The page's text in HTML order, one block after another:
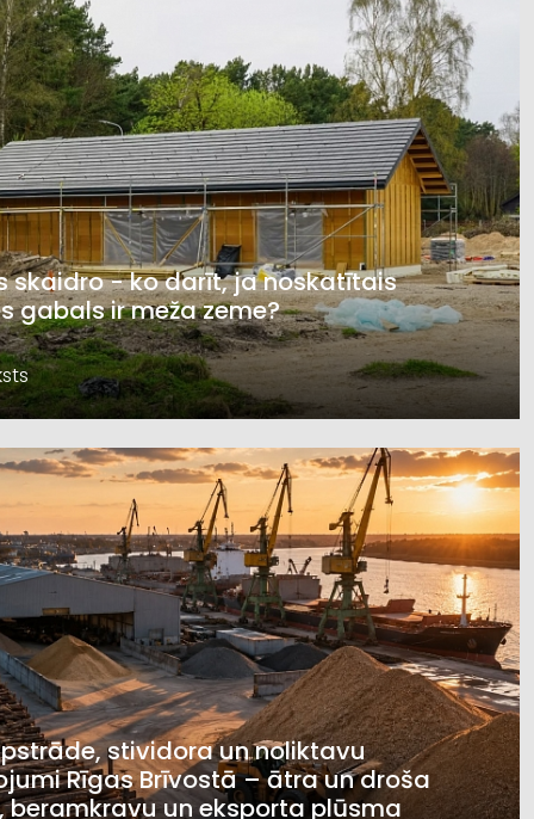
skaidro - ko darīt, ja noskatītais
gabals ir meža zeme?
stividora un noliktavu
Rīgas Brīvostā – ātra un droša
beramkravu un eksporta plūsma